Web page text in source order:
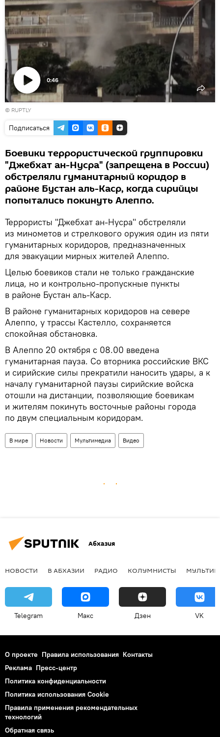
Воспроизвести
видео
0:46
© RUPTLY
Подписаться
Боевики террористической группировки
"Джебхат ан-Нусра" (запрещена в России)
обстреляли гуманитарный коридор в
районе Бустан аль-Каср, когда сирийцы
попытались покинуть Алеппо.
Террористы "Джебхат ан-Нусра" обстреляли
из минометов и стрелкового оружия один из пяти
гуманитарных коридоров, предназначенных
для эвакуации мирных жителей Алеппо.
Целью боевиков стали не только гражданские
лица, но и контрольно-пропускные пункты
в районе Бустан аль-Каср.
В районе гуманитарных коридоров на севере
Алеппо, у трассы Кастелло, сохраняется
спокойная обстановка.
В Алеппо 20 октября с 08.00 введена
гуманитарная пауза. Со вторника российские ВКС
и сирийские силы прекратили наносить удары, а к
началу гуманитарной паузы сирийские войска
отошли на дистанции, позволяющие боевикам
и жителям покинуть восточные районы города
по двум специальным коридорам.
В мире Новости Мультимедиа Видео
Абхазия
НОВОСТИ В АБХАЗИИ РАДИО КОЛУМНИСТЫ
Telegram Макс Дзен VK
О проекте Правила использования Контакты
Реклама Пресс-центр
Политика конфиденциальности
Политика использования Cookie
Правила применения рекомендательных
технологий
Обратная связь